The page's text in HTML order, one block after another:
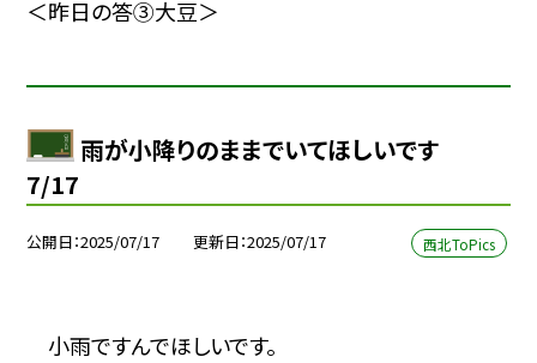
＜昨日の答③大豆＞
雨が小降りのままでいてほしいです
7/17
公開日 2025/07/17 更新日 2025/07/17 西北ToPics
小雨ですんでほしいです。